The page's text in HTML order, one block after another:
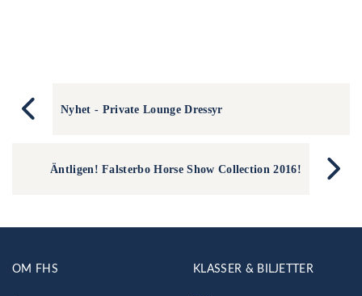
Nyhet - Private Lounge Dressyr
Äntligen! Falsterbo Horse Show Collection 2016!
OM FHS KLASSER & BILJETTER